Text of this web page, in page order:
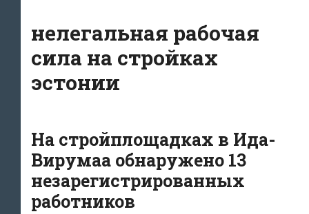
нелегальная рабочая
сила на стройках
эстонии
На стройплощадках в Ида-
Вирумаа обнаружено 13
незарегистрированных
работников